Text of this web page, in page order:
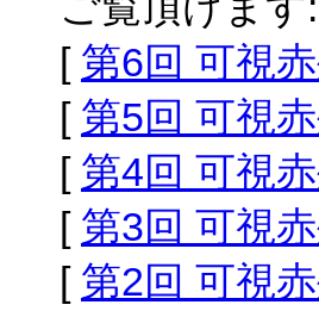
[ 第6回 可視
[ 第5回 可視
[ 第4回 可視
[ 第3回 可視
[ 第2回 可視